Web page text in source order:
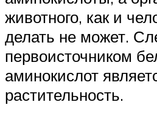
животного, как и
делать не может.
первоисточником
аминокислот
растительность.